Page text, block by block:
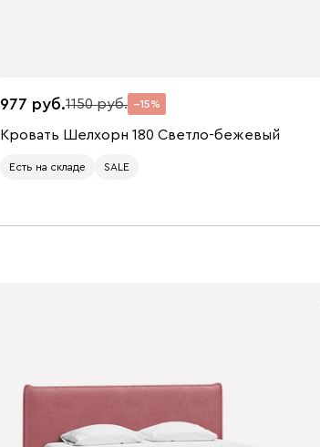
977 1150 15
Кровать Шелхорн 180 Светло-бежевый
Есть на складе SALE